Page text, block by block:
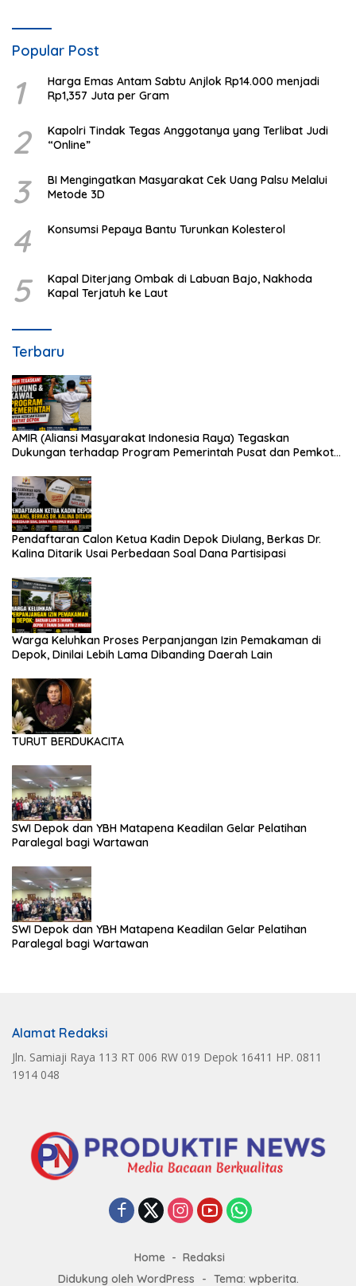
Popular Post
1
Harga Emas Antam Sabtu Anjlok Rp14.000 menjadi
Rp1,357 Juta per Gram
2
Kapolri Tindak Tegas Anggotanya yang Terlibat Judi
“Online”
3
BI Mengingatkan Masyarakat Cek Uang Palsu Melalui
Metode 3D
4 Konsumsi Pepaya Bantu Turunkan Kolesterol
5
Kapal Diterjang Ombak di Labuan Bajo, Nakhoda
Kapal Terjatuh ke Laut
Terbaru
AMIR (Aliansi Masyarakat Indonesia Raya) Tegaskan
Dukungan terhadap Program Pemerintah Pusat dan Pemkot
Pendaftaran Calon Ketua Kadin Depok Diulang, Berkas Dr.
Kalina Ditarik Usai Perbedaan Soal Dana Partisipasi
Warga Keluhkan Proses Perpanjangan Izin Pemakaman di
Depok, Dinilai Lebih Lama Dibanding Daerah Lain
TURUT BERDUKACITA
SWI Depok dan YBH Matapena Keadilan Gelar Pelatihan
Paralegal bagi Wartawan
SWI Depok dan YBH Matapena Keadilan Gelar Pelatihan
Paralegal bagi Wartawan
Alamat Redaksi
Jln. Samiaji Raya 113 RT 006 RW 019 Depok 16411 HP. 0811
1914 048
Home
Redaksi
Didukung oleh WordPress
- Tema: wpberita.